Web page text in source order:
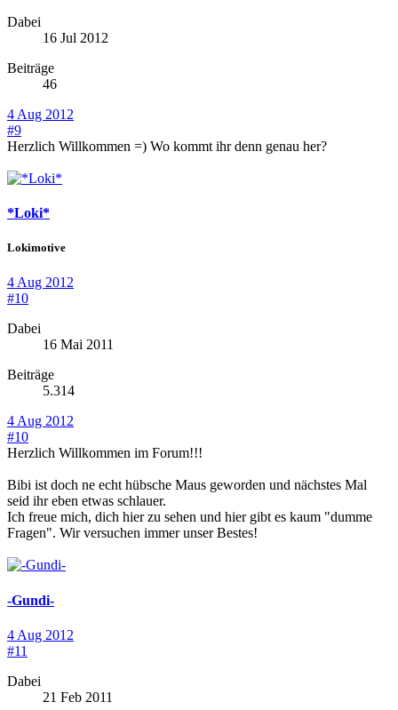
Dabei
16 Jul 2012
Beiträge
46
4 Aug 2012
#9
Herzlich Willkommen =) Wo kommt ihr denn genau her?
*Loki*
Lokimotive
4 Aug 2012
#10
Dabei
16 Mai 2011
Beiträge
5.314
4 Aug 2012
#10
Herzlich Willkommen im Forum!!!
Bibi ist doch ne echt hübsche Maus geworden und nächstes Mal
seid ihr eben etwas schlauer.
Ich freue mich, dich hier zu sehen und hier gibt es kaum "dumme
Fragen". Wir versuchen immer unser Bestes!
-Gundi-
4 Aug 2012
#11
Dabei
21 Feb 2011